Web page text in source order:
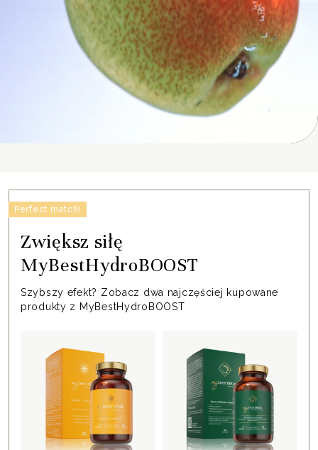
Zwiększ siłę
MyBestHydroBOOST
Szybszy efekt? Zobacz dwa najczęściej kupowane
produkty z MyBestHydroBOOST
Perfect match!